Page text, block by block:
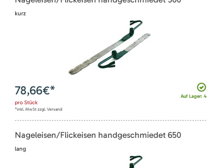
kurz
Auf Lager: 4
78,66€*
pro Stück
*inkl. MwSt zzgl. Versand
Nageleisen/Flickeisen handgeschmiedet 650
lang